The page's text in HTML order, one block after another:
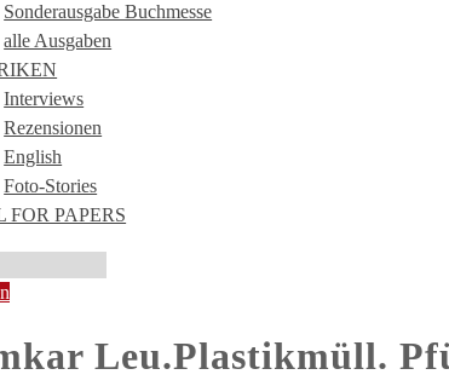
Sonderausgabe Buchmesse
alle Ausgaben
Interviews
Rezensionen
English
Foto-Stories
FOR PAPERS
Leu.Plastikmüll.